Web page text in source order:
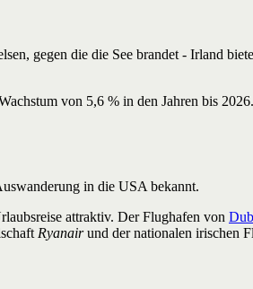
gegen die die See brandet - Irland
von 5,6 % in den Jahren bis
in die USA bekannt.
attraktiv. Der Flughafen von
Ryanairund der nationalen irischen